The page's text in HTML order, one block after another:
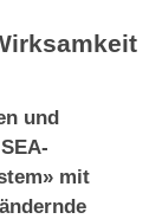
und
mit